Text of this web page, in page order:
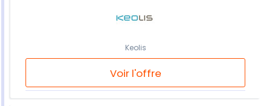
Voir l'offre
Keolis